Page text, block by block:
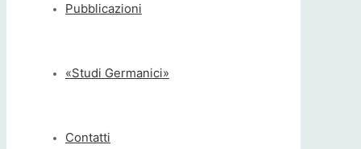
Pubblicazioni
«Studi Germanici»
Contatti